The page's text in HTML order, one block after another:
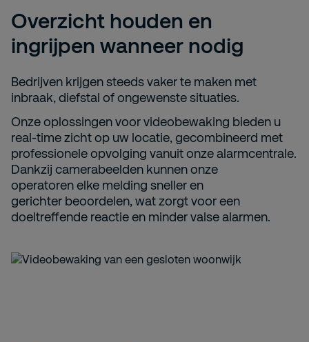
Overzicht houden en
ingrijpen wanneer nodig
Bedrijven krijgen steeds vaker te maken met
inbraak, diefstal of ongewenste situaties.
Onze oplossingen voor videobewaking bieden u
real-time zicht op uw locatie, gecombineerd met
professionele opvolging vanuit onze alarmcentrale.
Dankzij camerabeelden kunnen onze
operatorenelke melding sneller en
gerichter beoordelen, wat zorgt voor een
doeltreffende reactie en minder valse alarmen.